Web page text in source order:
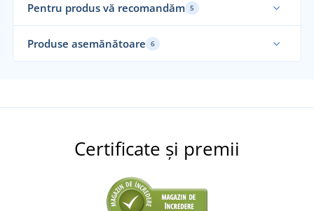
Pentru produs vă recomandăm 5
Produse asemănătoare 6
Certificate și premii